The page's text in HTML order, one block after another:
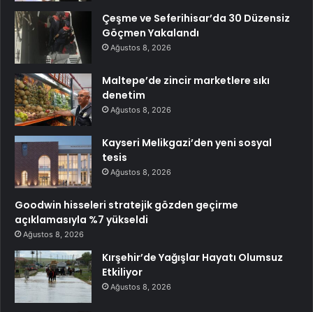
Çeşme ve Seferihisar’da 30 Düzensiz
Göçmen Yakalandı
Ağustos 8, 2026
Maltepe’de zincir marketlere sıkı
denetim
Ağustos 8, 2026
Kayseri Melikgazi’den yeni sosyal
tesis
Ağustos 8, 2026
Goodwin hisseleri stratejik gözden geçirme
açıklamasıyla %7 yükseldi
Ağustos 8, 2026
Kırşehir’de Yağışlar Hayatı Olumsuz
Etkiliyor
Ağustos 8, 2026